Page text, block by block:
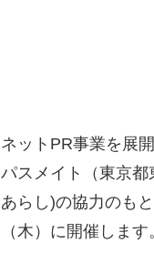
ネットPR事業を展
パスメイト（東京
あらし)の協力のも
（木）に開催します